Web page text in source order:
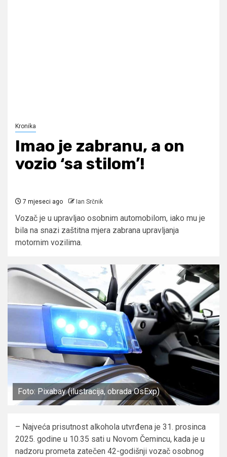
Kronika
Imao je zabranu, a on
vozio ‘sa stilom’!
7 mjeseci ago Ian Srčnik
Vozač je u upravljao osobnim automobilom, iako mu je
bila na snazi zaštitna mjera zabrana upravljanja
motornim vozilima.
Foto: Pixabay (ilustracija, obrada OsExp)
– Najveća prisutnost alkohola utvrđena je 31. prosinca
2025. godine u 10.35 sati u Novom Čemincu, kada je u
nadzoru prometa zatečen 42-godišnji vozač osobnog